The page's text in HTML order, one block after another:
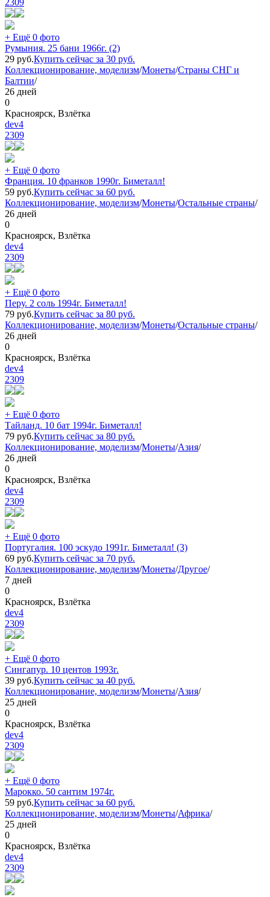
2309
+ Ещё 0 фото
Румыния. 25 бани 1966г. (2)
29 руб.Купить сейчас за 30 руб.
Коллекционирование, моделизм/Монеты/Страны СНГ и
Балтии/
26 дней
0
Красноярск, Взлётка
dev4
2309
+ Ещё 0 фото
Франция. 10 франков 1990г. Биметалл!
59 руб.Купить сейчас за 60 руб.
Коллекционирование, моделизм/Монеты/Остальные страны/
26 дней
0
Красноярск, Взлётка
dev4
2309
+ Ещё 0 фото
Перу. 2 соль 1994г. Биметалл!
79 руб.Купить сейчас за 80 руб.
Коллекционирование, моделизм/Монеты/Остальные страны/
26 дней
0
Красноярск, Взлётка
dev4
2309
+ Ещё 0 фото
Тайланд. 10 бат 1994г. Биметалл!
79 руб.Купить сейчас за 80 руб.
Коллекционирование, моделизм/Монеты/Азия/
26 дней
0
Красноярск, Взлётка
dev4
2309
+ Ещё 0 фото
Португалия. 100 эскудо 1991г. Биметалл! (3)
69 руб.Купить сейчас за 70 руб.
Коллекционирование, моделизм/Монеты/Другое/
7 дней
0
Красноярск, Взлётка
dev4
2309
+ Ещё 0 фото
Сингапур. 10 центов 1993г.
39 руб.Купить сейчас за 40 руб.
Коллекционирование, моделизм/Монеты/Азия/
25 дней
0
Красноярск, Взлётка
dev4
2309
+ Ещё 0 фото
Марокко. 50 сантим 1974г.
59 руб.Купить сейчас за 60 руб.
Коллекционирование, моделизм/Монеты/Африка/
25 дней
0
Красноярск, Взлётка
dev4
2309